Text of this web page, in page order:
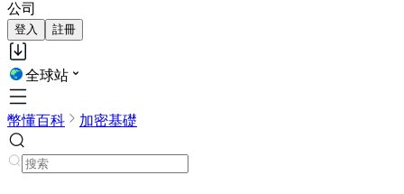
公司
登入 註冊
全球站
幣懂百科 加密基礎